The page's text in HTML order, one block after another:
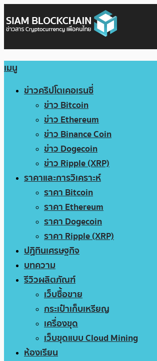
เมนู
ข่าวคริปโตเคอเรนซี่
ข่าว Bitcoin
ข่าว Ethereum
ข่าว Binance Coin
ข่าว Dogecoin
ข่าว Ripple (XRP)
ราคาและการวิเคราะห์
ราคา Bitcoin
ราคา Ethereum
ราคา Dogecoin
ราคา Ripple (XRP)
ปฏิทินเศรษฐกิจ
บทความ
รีวิวผลิตภัณฑ์
เว็บซื้อขาย
กระเป๋าเก็บเหรียญ
เครื่องขุด
เว็บขุดแบบ Cloud Mining
ห้องเรียน